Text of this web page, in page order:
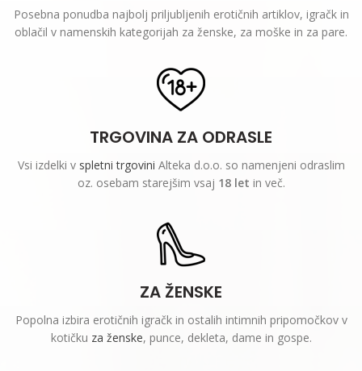
Posebna ponudba najbolj priljubljenih erotičnih artiklov, igračk in
oblačil v namenskih kategorijah za ženske, za moške in za pare.
TRGOVINA ZA ODRASLE
Vsi izdelki v spletni trgovini Alteka d.o.o. so namenjeni odraslim
oz. osebam starejšim vsaj 18 let in več.
ZA ŽENSKE
Popolna izbira erotičnih igračk in ostalih intimnih pripomočkov v
kotičku za ženske, punce, dekleta, dame in gospe.